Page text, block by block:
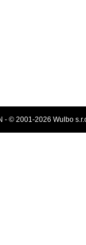
- © 2001-2026 Wulbo